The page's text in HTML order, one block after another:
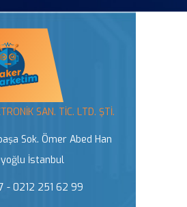
SAN. TİC. LTD. ŞTİ.
Sok. Ömer Abed Han
İstanbul
- 0212 251 62 99